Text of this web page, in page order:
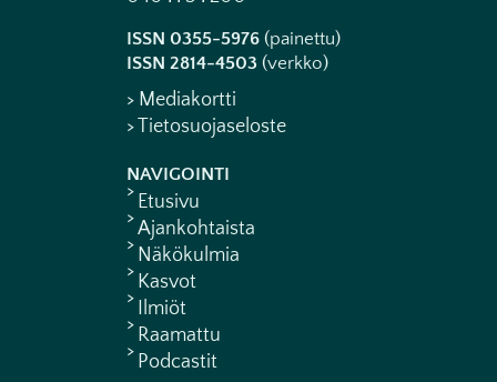
ISSN 0355-5976 (painettu)
ISSN 2814-4503 (verkko)
> Mediakortti
> Tietosuojaseloste
NAVIGOINTI
Etusivu
Ajankohtaista
Näkökulmia
Kasvot
Ilmiöt
Raamattu
Podcastit